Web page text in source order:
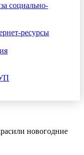
социально-
ресурсы
новогодние